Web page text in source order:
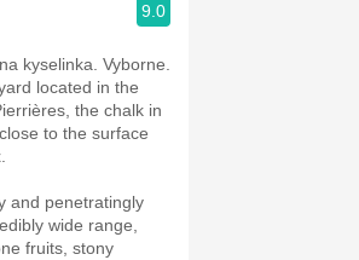
9.0
kyselinka. Vyborne.
located in the
the chalk in
to the surface
and penetratingly
wide range,
fruits, stony